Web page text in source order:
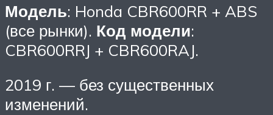
Модель: Honda CBR600RR + ABS
(все рынки). Код модели:
CBR600RRJ + CBR600RAJ.
2019 г. — без существенных
изменений.